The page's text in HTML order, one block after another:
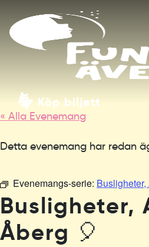
Köp biljett
« Alla Evenemang
Detta evenemang har redan
Evenemangs-serie:
Busligheter,
Åberg 🎈